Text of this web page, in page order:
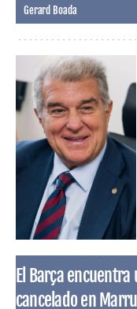
Gerard Boada
El Barça
cancelado en